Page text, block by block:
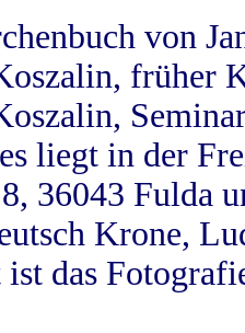
von
früher
liegt in der
36043 Fulda
Krone,
das